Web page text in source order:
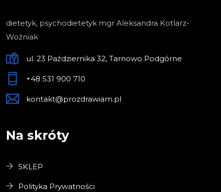
dietetyk, psychodietetyk mgr Aleksandra Kotlarz-
Woźniak
ul. 23 Października 32, Tarnowo Podgórne
+48 531 900 710
kontakt@prozdrawiam.pl
Na skróty
SKLEP
Polityka Prywatności